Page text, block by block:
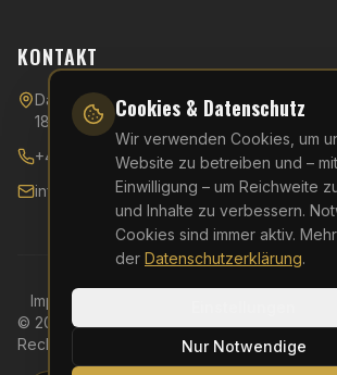
KONTAKT
Danziger Straße 40,
18107 Rostock
+49 (0)381 - 510 54 596
info@kfa-rostock.de
Impressum
© 2026 KFA Rostock – Kampfkunst &
Rechte vorbehalten.
Website erstellt von
Cookies & Datenschutz
Wir verwenden Cookies, um
Website zu betreiben und –
Einwilligung – um Reichweite
und Inhalte zu verbessern.
Cookies sind immer aktiv.
der Datenschutzerklärung.
Nur Notwendige